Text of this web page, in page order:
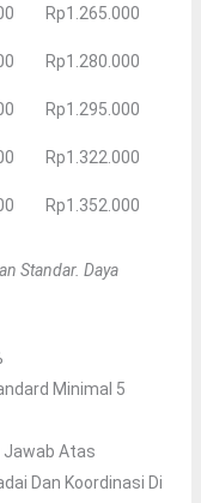
Rp1.265.000
Rp1.280.000
Rp1.295.000
Rp1.322.000
Rp1.352.000
Standar. Daya
Minimal 5
Jawab Atas
Dan Koordinasi Di